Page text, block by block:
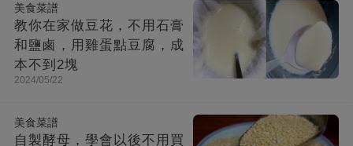
美食菜譜
教你在家做豆花，不用石膏
和鹽鹵，用雞蛋點豆腐，成
本不到2塊
2024/05/22
美食菜譜
自製酵母，學會以後不用買